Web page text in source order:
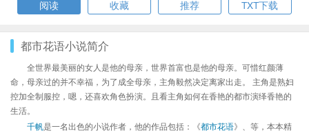
阅读
收藏 推荐 TXT下载
都市花语小说简介
全世界最美丽的女人是他的母亲，世界首富也是他的母亲。可惜红颜薄
命，母亲过的并不幸福，为了成全母亲，主角毅然决定离家出走。 主角是熟妇
控加全制服控，嗯，还喜欢角色扮演。且看主角如何在香艳的都市演绎香艳的
生活。
千帆是一名出色的小说作者，他的作品包括：《都市花语》、等，本本精